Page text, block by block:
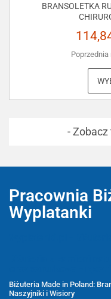
BRANSOLETKA
-
Pracownia
Wyplatanki
Biżuteria Made in Poland:
Naszyjniki i Wisiory